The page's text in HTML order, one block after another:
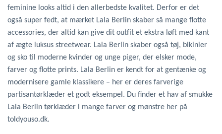
feminine looks altid i den allerbedste kvalitet. Derfor er det
også super fedt, at mærket Lala Berlin skaber så mange flotte
accessories, der altid kan give dit outfit et ekstra løft med kant
af ægte luksus streetwear. Lala Berlin skaber også tøj, bikinier
og sko til moderne kvinder og unge piger, der elsker mode,
farver og flotte prints. Lala Berlin er kendt for at gentænke og
modernisere gamle klassikere – her er deres farverige
partisantørklæder et godt eksempel. Du finder et hav af smukke
Lala Berlin tørklæder i mange farver og mønstre her på
toldyouso.dk.